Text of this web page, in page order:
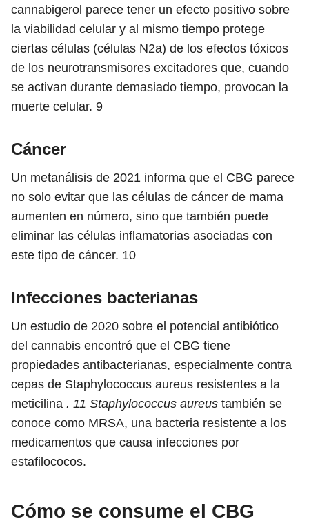
cannabigerol parece tener un efecto positivo sobre
la viabilidad celular y al mismo tiempo protege
ciertas células (células N2a) de los efectos tóxicos
de los neurotransmisores excitadores que, cuando
se activan durante demasiado tiempo, provocan la
muerte celular. 9
Cáncer
Un metanálisis de 2021 informa que el CBG parece
no solo evitar que las células de cáncer de mama
aumenten en número, sino que también puede
eliminar las células inflamatorias asociadas con
este tipo de cáncer. 10
Infecciones bacterianas
Un estudio de 2020 sobre el potencial antibiótico
del cannabis encontró que el CBG tiene
propiedades antibacterianas, especialmente contra
cepas de Staphylococcus aureus resistentes a la
meticilina . 11 Staphylococcus aureus también se
conoce como MRSA, una bacteria resistente a los
medicamentos que causa infecciones por
estafilococos.
Cómo se consume el CBG